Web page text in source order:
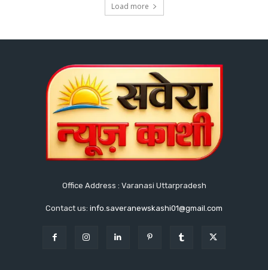
Load more
Office Address : Varanasi Uttarpradesh
Contact us: info.saveranewskashi01@gmail.com